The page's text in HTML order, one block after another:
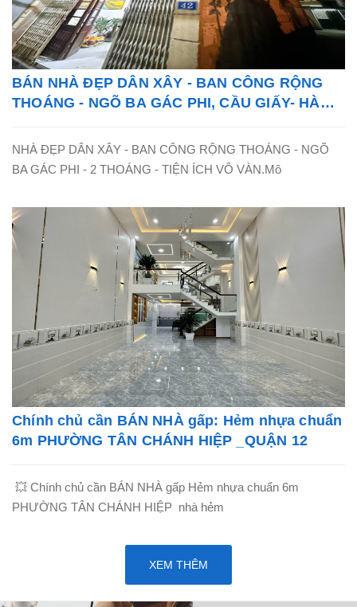
BÁN NHÀ ĐẸP DÂN XÂY - BAN CÔNG RỘNG
THOÁNG - NGÕ BA GÁC PHI, CẦU GIẤY- HÀ
NHÀ ĐẸP DÂN XÂY - BAN CÔNG RỘNG THOÁNG - NGÕ
BA GÁC PHI - 2 THOÁNG - TIỆN ÍCH VÔ VÀN.Mô
Chính chủ cần BÁN NHÀ gấp: Hẻm nhựa chuẩn
6m PHƯỜNG TÂN CHÁNH HIỆP _QUẬN 12
💥 Chính chủ cần BÁN NHÀ gấp Hẻm nhựa chuẩn 6m
PHƯỜNG TÂN CHÁNH HIỆP nhà hẻm
XEM THÊM